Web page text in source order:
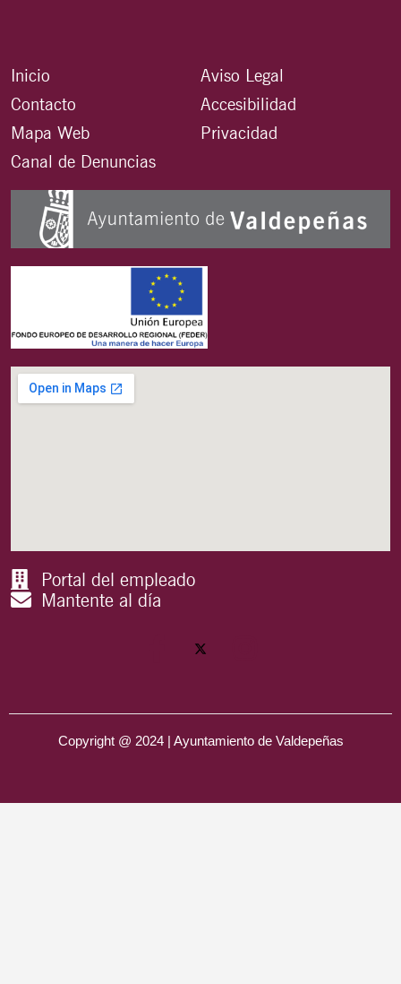
Inicio
Contacto
Mapa Web
Canal de Denuncias
Aviso Legal
Accesibilidad
Privacidad
Portal del empleado
Mantente al día
Copyright @ 2024 | Ayuntamiento de Valdepeñas